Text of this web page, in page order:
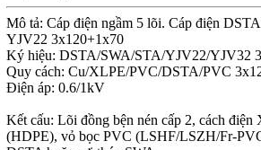
Mô tả: Cáp điện ngầm 5 lõi. Cáp điện
YJV22 3x120+1x70
Ký hiệu: DSTA/SWA/STA/YJV22/YJV32
Quy cách: Cu/XLPE/PVC/DSTA/PVC
Điện áp: 0.6/1kV
Kết cấu: Lõi đồng bện nén cấp 2, cách
(HDPE), vỏ bọc PVC (LSHF/LSZH/Fr-